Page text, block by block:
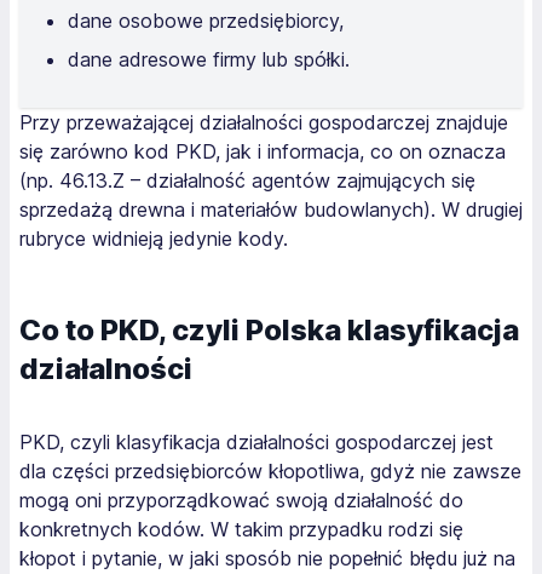
dane osobowe przedsiębiorcy,
dane adresowe firmy lub spółki.
Przy przeważającej działalności gospodarczej znajduje
się zarówno kod PKD, jak i informacja, co on oznacza
(np. 46.13.Z – działalność agentów zajmujących się
sprzedażą drewna i materiałów budowlanych). W drugiej
rubryce widnieją jedynie kody.
Co to PKD, czyli Polska klasyfikacja
działalności
PKD, czyli klasyfikacja działalności gospodarczej jest
dla części przedsiębiorców kłopotliwa, gdyż nie zawsze
mogą oni przyporządkować swoją działalność do
konkretnych kodów. W takim przypadku rodzi się
kłopot i pytanie, w jaki sposób nie popełnić błędu już na